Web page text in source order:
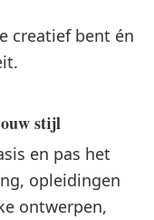
creatief bent én
stijl
en pas het
opleidingen
ontwerpen,